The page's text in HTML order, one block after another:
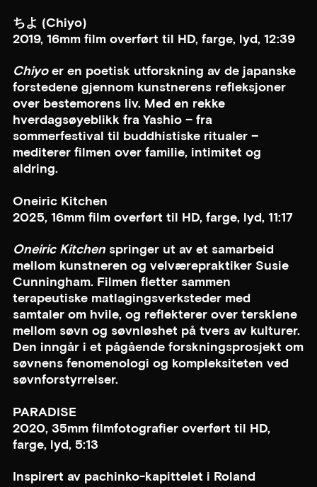
ちよ (Chiyo)
2019, 16mm film overført til HD, farge, lyd, 12:39
Chiyoer en poetisk utforskning av de japanske
forstedene gjennom kunstnerens refleksjoner
over bestemorens liv. Med en rekke
hverdagsøyeblikk fra Yashio – fra
sommerfestival til buddhistiske ritualer –
mediterer filmen over familie, intimitet og
aldring.
Oneiric Kitchen
2025, 16mm film overført til HD, farge, lyd, 11:17
Oneiric Kitchenspringer ut av et samarbeid
mellom kunstneren og velværepraktiker Susie
Cunningham. Filmen fletter sammen
terapeutiske matlagingsverksteder med
samtaler om hvile, og reflekterer over tersklene
mellom søvn og søvnløshet på tvers av kulturer.
Den inngår i et pågående forskningsprosjekt om
søvnens fenomenologi og kompleksiteten ved
søvnforstyrrelser.
PARADISE
2020, 35mm filmfotografier overført til HD,
farge, lyd, 5:13
Inspirert av pachinko-kapittelet i Roland